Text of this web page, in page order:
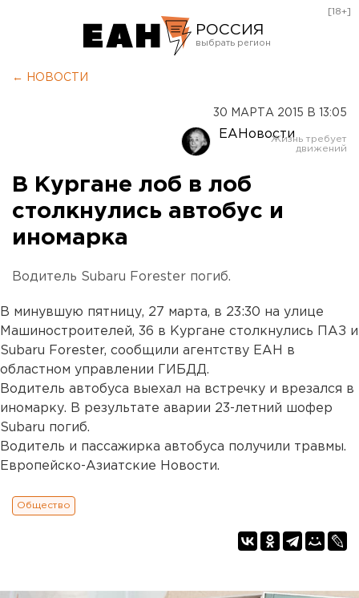
РОССИЯ
Оренбург
[18+]
← НОВОСТИ
30 МАРТА 2015 В 13:05
ЕАНовости
В Кургане лоб в лоб
столкнулись автобус и
иномарка
Водитель Subaru Forester погиб.
В минувшую пятницу, 27 марта, в 23:30 на улице
Машиностроителей, 36 в Кургане столкнулись ПАЗ и
Subaru Forester, сообщили агентству ЕАН в
областном управлении ГИБДД.
Водитель автобуса выехал на встречку и врезался в
иномарку. В результате аварии 23-летний шофер
Subaru погиб.
Водитель и пассажирка автобуса получили травмы.
Европейско-Азиатские Новости.
Общество